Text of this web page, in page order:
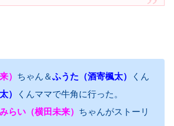
） ちゃん＆ふうた（酒寄楓太）
くん
）
くんママで牛角に行った。
みらい（横田未来） ちゃんがストーリ